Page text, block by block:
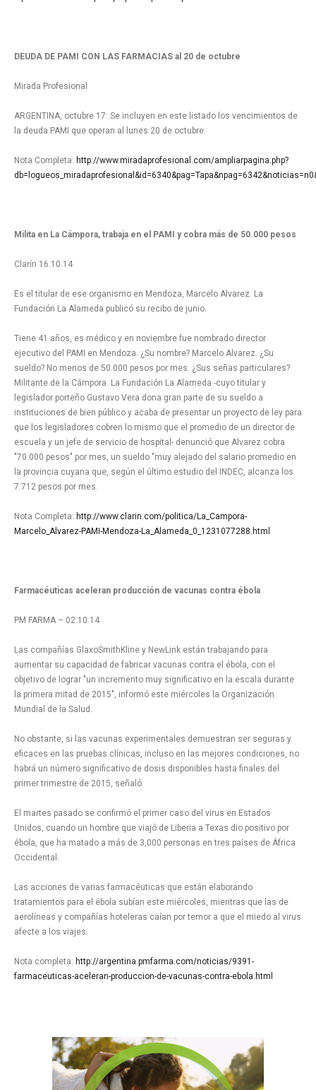
DEUDA DE PAMI CON LAS FARMACIAS al 20 de octubre
Mirada Profesional
ARGENTINA, octubre 17: Se incluyen en este listado los vencimientos de
la deuda PAMI que operan al lunes 20 de octubre.
Nota Completa: http://www.miradaprofesional.com/ampliarpagina.php?
Milita en La Cámpora, trabaja en el PAMI y cobra más de 50.000 pesos
Clarín 16.10.14
Es el titular de ese organismo en Mendoza, Marcelo Alvarez. La
Fundación La Alameda publicó su recibo de junio.
Tiene 41 años, es médico y en noviembre fue nombrado director
ejecutivo del PAMI en Mendoza. ¿Su nombre? Marcelo Alvarez. ¿Su
sueldo? No menos de 50.000 pesos por mes. ¿Sus señas particulares?
Militante de la Cámpora. La Fundación La Alameda -cuyo titular y
legislador porteño Gustavo Vera dona gran parte de su sueldo a
instituciones de bien público y acaba de presentar un proyecto de ley para
que los legisladores cobren lo mismo que el promedio de un director de
escuela y un jefe de servicio de hospital- denunció que Alvarez cobra
"70.000 pesos" por mes, un sueldo "muy alejado del salario promedio en
la provincia cuyana que, según el último estudio del INDEC, alcanza los
7.712 pesos por mes.
Nota Completa: http://www.clarin.com/politica/La_Campora-
Marcelo_Alvarez-PAMI-Mendoza-La_Alameda_0_1231077288.html
Farmacéuticas aceleran producción de vacunas contra ébola
PM FARMA – 02.10.14
Las compañías GlaxoSmithKline y NewLink están trabajando para
aumentar su capacidad de fabricar vacunas contra el ébola, con el
objetivo de lograr "un incremento muy significativo en la escala durante
la primera mitad de 2015", informó este miércoles la Organización
Mundial de la Salud.
No obstante, si las vacunas experimentales demuestran ser seguras y
eficaces en las pruebas clínicas, incluso en las mejores condiciones, no
habrá un número significativo de dosis disponibles hasta finales del
primer trimestre de 2015, señaló.
El martes pasado se confirmó el primer caso del virus en Estados
Unidos, cuando un hombre que viajó de Liberia a Texas dio positivo por
ébola, que ha matado a más de 3,000 personas en tres países de África
Occidental.
Las acciones de varias farmacéuticas que están elaborando
tratamientos para el ébola subían este miércoles, mientras que las de
aerolíneas y compañías hoteleras caían por temor a que el miedo al virus
afecte a los viajes.
Nota completa: http://argentina.pmfarma.com/noticias/9391-
farmaceuticas-aceleran-produccion-de-vacunas-contra-ebola.html